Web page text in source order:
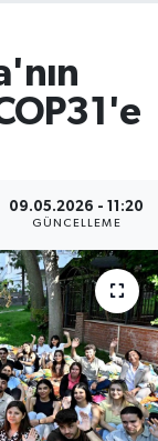
09.05.2026 - 11:20
GÜNCELLEME